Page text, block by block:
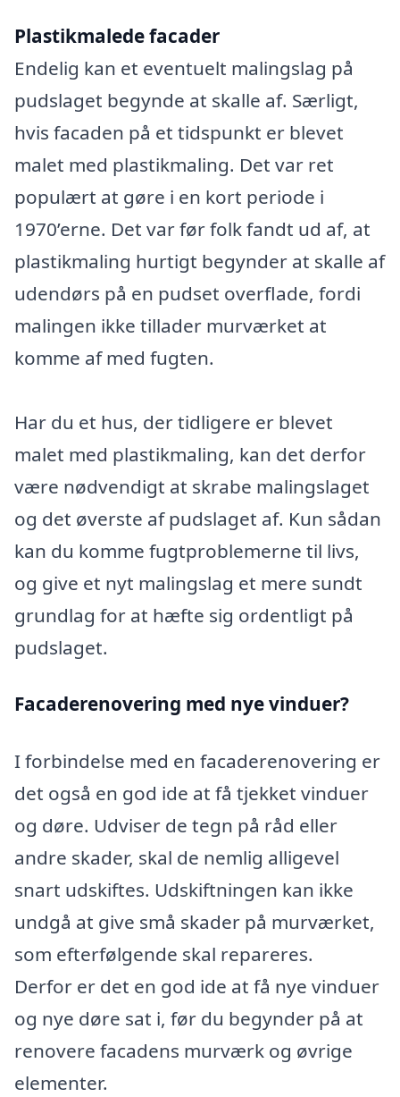
Plastikmalede facader
Endelig kan et eventuelt malingslag på
pudslaget begynde at skalle af. Særligt,
hvis facaden på et tidspunkt er blevet
malet med plastikmaling. Det var ret
populært at gøre i en kort periode i
1970’erne. Det var før folk fandt ud af, at
plastikmaling hurtigt begynder at skalle af
udendørs på en pudset overflade, fordi
malingen ikke tillader murværket at
komme af med fugten.
Har du et hus, der tidligere er blevet
malet med plastikmaling, kan det derfor
være nødvendigt at skrabe malingslaget
og det øverste af pudslaget af. Kun sådan
kan du komme fugtproblemerne til livs,
og give et nyt malingslag et mere sundt
grundlag for at hæfte sig ordentligt på
pudslaget.
Facaderenovering med nye vinduer?
I forbindelse med en facaderenovering er
det også en god ide at få tjekket vinduer
og døre. Udviser de tegn på råd eller
andre skader, skal de nemlig alligevel
snart udskiftes. Udskiftningen kan ikke
undgå at give små skader på murværket,
som efterfølgende skal repareres.
Derfor er det en god ide at få nye vinduer
og nye døre sat i, før du begynder på at
renovere facadens murværk og øvrige
elementer.